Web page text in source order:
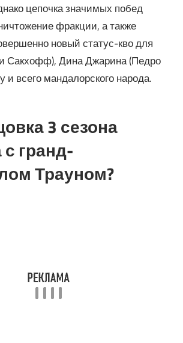
цепочка значимых побед
фракции, а также
новый статус-кво для
Сакхофф), Дина Джарина (Педро
и всего мандалорского народа.
3 сезона
гранд-
Трауном?